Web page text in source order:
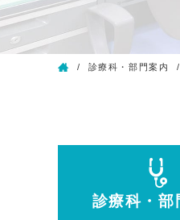
/ 診療科・部門案内
診療科・部